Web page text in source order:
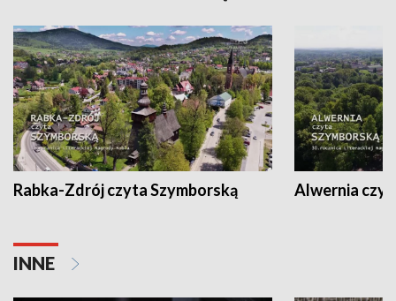
Rabka-Zdrój czyta Szymborską Alwernia
INNE